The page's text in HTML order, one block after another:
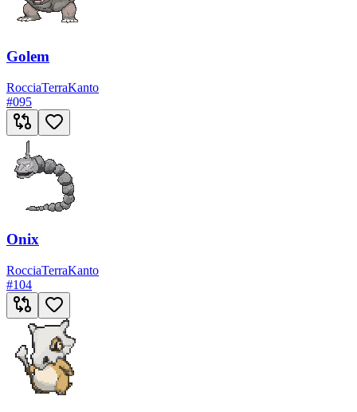
Golem
RocciaTerraKanto
#095
Onix
RocciaTerraKanto
#104